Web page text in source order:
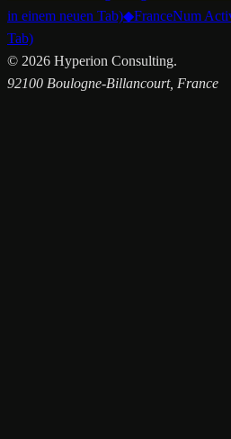
in einem neuen Tab)◆FranceNum
Tab)
© 2026 Hyperion Consulting.
92100 Boulogne-Billancourt, France